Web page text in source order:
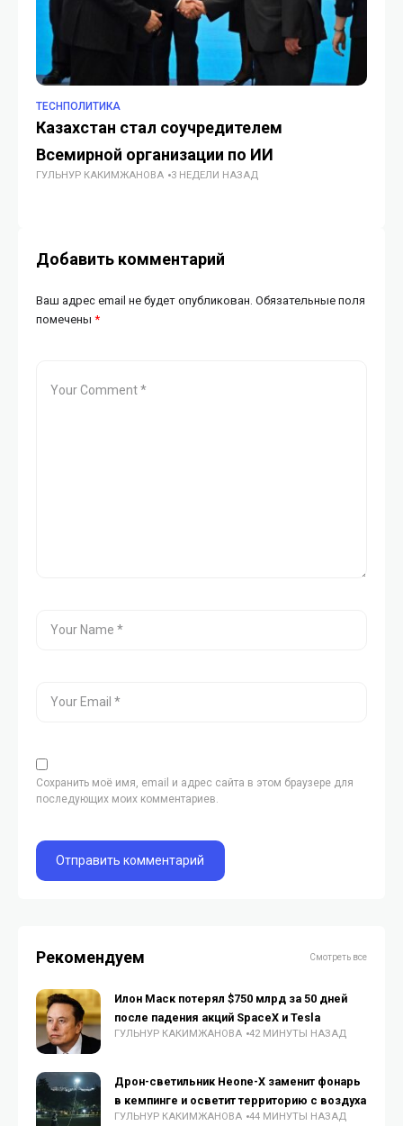
TECHПОЛИТИКА
Казахстан стал соучредителем
Всемирной организации по ИИ
ГУЛЬНУР КАКИМЖАНОВА 3 НЕДЕЛИ НАЗАД
Добавить комментарий
Ваш адрес email не будет опубликован. Обязательные поля
помечены *
Сохранить моё имя, email и адрес сайта в этом браузере для
последующих моих комментариев.
Рекомендуем Смотреть все
Илон Маск потерял $750 млрд за 50 дней
после падения акций SpaceX и Tesla
ГУЛЬНУР КАКИМЖАНОВА 42 МИНУТЫ НАЗАД
Дрон-светильник Heone-X заменит фонарь
в кемпинге и осветит территорию с воздуха
ГУЛЬНУР КАКИМЖАНОВА 44 МИНУТЫ НАЗАД